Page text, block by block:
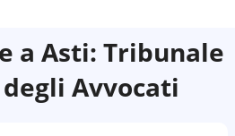
a Asti: Tribunale
Avvocati